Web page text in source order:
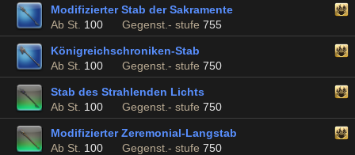
Modifizierter Stab der Sakramente
Ab St. 100 Gegenst.- stufe 755
Königreichschroniken-Stab
Ab St. 100 Gegenst.- stufe 750
Stab des Strahlenden Lichts
Ab St. 100 Gegenst.- stufe 750
Modifizierter Zeremonial-Langstab
Ab St. 100 Gegenst.- stufe 750